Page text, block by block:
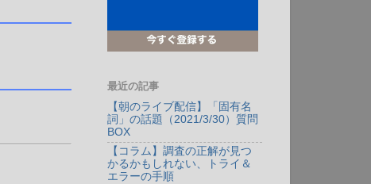
最近の記事
【朝のライブ配信】「固有名
詞」の話題（2021/3/30）質問
BOX
【コラム】調査の正解が見つ
かるかもしれない、トライ＆
エラーの手順